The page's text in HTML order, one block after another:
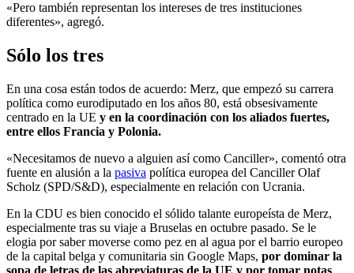
«Pero también representan los intereses de tres instituciones
diferentes», agregó.
Sólo los tres
En una cosa están todos de acuerdo: Merz, que empezó su carrera
política como eurodiputado en los años 80, está obsesivamente
centrado en la UE y en la coordinación con los aliados fuertes,
entre ellos Francia y Polonia.
«Necesitamos de nuevo a alguien así como Canciller», comentó otra
fuente en alusión a la pasiva política europea del Canciller Olaf
Scholz (SPD/S&D), especialmente en relación con Ucrania.
En la CDU es bien conocido el sólido talante europeísta de Merz,
especialmente tras su viaje a Bruselas en octubre pasado. Se le
elogia por saber moverse como pez en al agua por el barrio europeo
de la capital belga y comunitaria sin Google Maps, por dominar la
sopa de letras de las abreviaturas de la UE y por tomar notas